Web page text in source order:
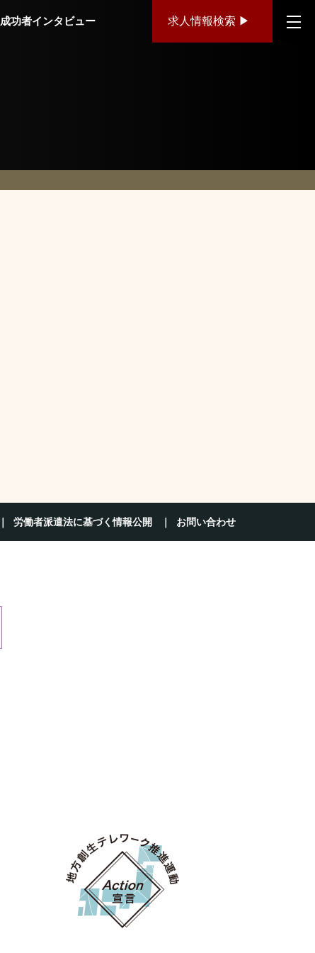
成功者インタビュー 求人情報検索 ▶
労働者派遣法に基づく情報公開 お問い合わせ